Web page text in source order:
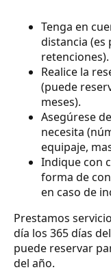
Tenga en
distancia (es
retenciones).
Realice la
(puede
meses).
Asegúrese
necesita
equipaje,
Indique con
forma de
en caso de
Prestamos
día los 365 días
puede reservar
del año.